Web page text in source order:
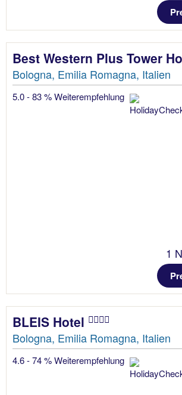
Best Western Plus Tower
Bologna, Emilia Romagna, Italien
5.0 - 83 % Weiterempfehlung
1
BLEIS Hotel
Bologna, Emilia Romagna, Italien
4.6 - 74 % Weiterempfehlung